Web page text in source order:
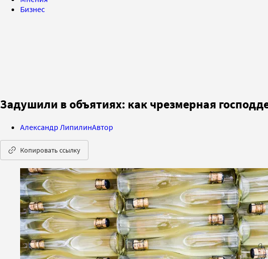
Бизнес
Задушили в объятиях: как чрезмерная
Александр ЛипилинАвтор
Копировать ссылку